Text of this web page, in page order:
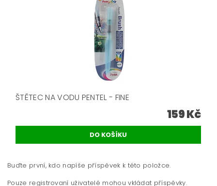
ŠTĚTEC NA VODU PENTEL - FINE
159 Kč
Buďte první, kdo napíše příspěvek k této položce.
Pouze registrovaní uživatelé mohou vkládat příspěvky.